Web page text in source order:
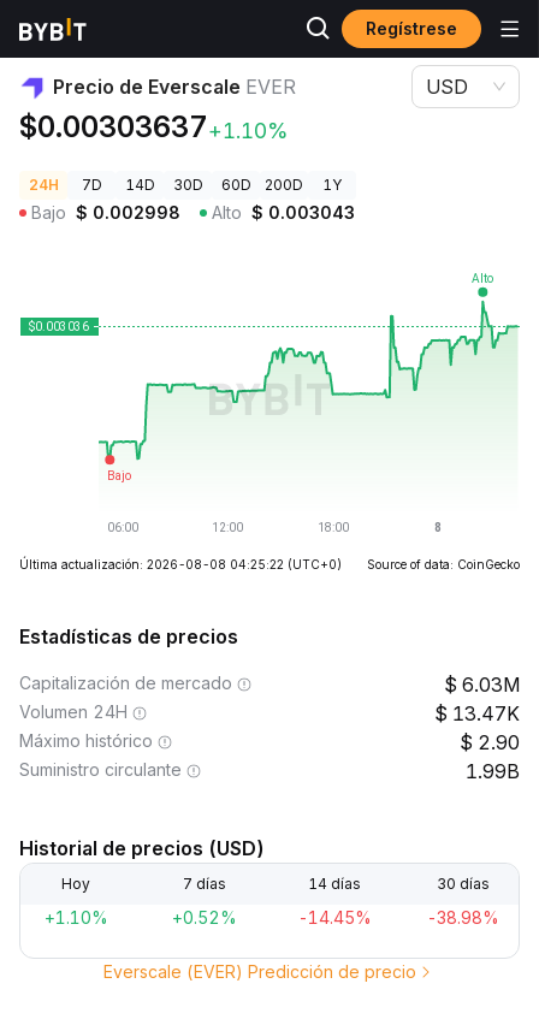
Regístrese
Precios de Criptomonedas Precio de Everscale EVER
Precio de Everscale EVER
$0.00303637+1.10%
USD
24H 7D 14D 30D 60D 200D 1Y
Bajo $ 0.002998 Alto $ 0.003043
Última actualización: 2026-08-08 04:25:22 (UTC+0) Source of data: CoinGecko
Estadísticas de precios
Capitalización de mercado 6.03M
Volumen 24H 13.47K
Máximo histórico 2.90
Suministro circulante 1.99B
Historial de precios (USD)
Hoy 7 días 14 días 30 días
+1.10% +0.52% -14.45% -38.98%
Everscale (EVER) Predicción de precio